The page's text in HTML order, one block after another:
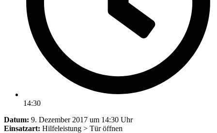
14:30
Datum: 9. Dezember 2017 um 14:30 Uhr
Einsatzart: Hilfeleistung > Tür öffnen